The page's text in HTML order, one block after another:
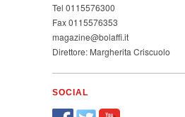
Tel 0115576300
Fax 0115576353
magazine@bolaffi.it
Direttore: Margherita Criscuolo
SOCIAL